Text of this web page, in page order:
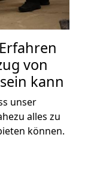
von
kann
unser
alles zu
können.